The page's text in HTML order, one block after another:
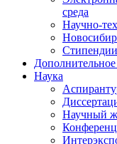
среда
Научно-
Стипендии
Наука
Научный